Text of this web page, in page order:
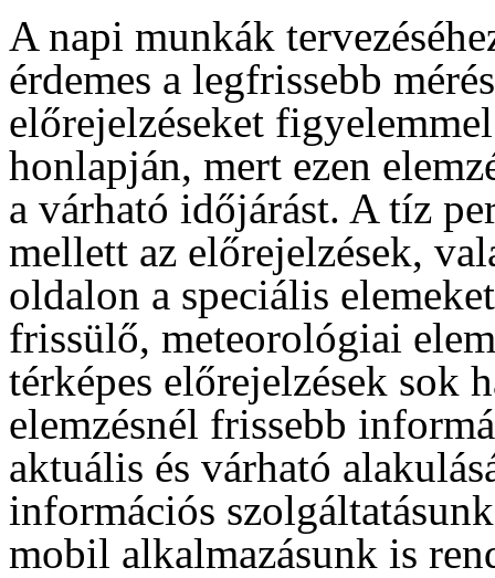
A napi munkák
érdemes a legfrissebb
előrejelzéseket
honlapján, mert ezen
a várható időjárást. A tíz
mellett az előrejelzések,
oldalon a speciális
frissülő, meteorológiai
térképes előrejelzések sok
elemzésnél frissebb
aktuális és várható
információs
mobil alkalmazásunk is